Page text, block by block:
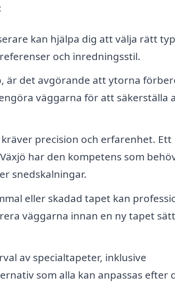
kan hjälpa dig att välja rätt
och inredningsstil.
är det avgörande att ytorna
väggarna för att säkerställa
precision och erfarenhet. Ett
har den kompetens som
snedskalningar.
eller skadad tapet kan
väggarna innan en ny tapet
av specialtapeter, inklusive
som alla kan anpassas efter